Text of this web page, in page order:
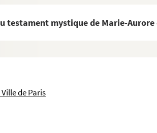
testament mystique de Marie-Aurore
de Paris